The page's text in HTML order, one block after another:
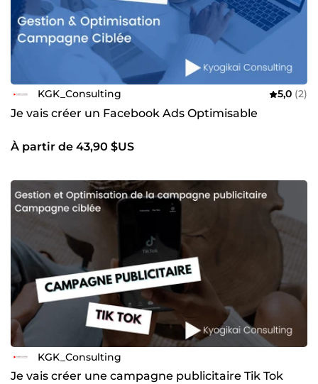
KGK_Consulting 5,0 (2)
Je vais créer un Facebook Ads Optimisable
À partir de 43,90 $US
KGK_Consulting
Je vais créer une campagne publicitaire Tik Tok